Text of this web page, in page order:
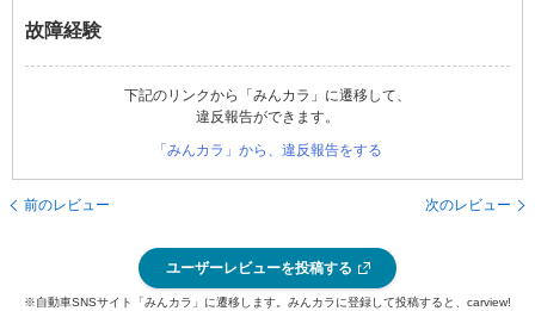
故障経験
下記のリンクから「みんカラ」に遷移して、
違反報告ができます。
「みんカラ」から、違反報告をする
前のレビュー 次のレビュー
ユーザーレビューを投稿する
※自動車SNSサイト「みんカラ」に遷移します。みんカラに登録して投稿すると、carview!